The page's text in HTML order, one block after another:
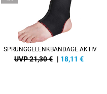
SPRUNGGELENKBANDAGE AKTIV
UVP 21,30 € | 18,11 €